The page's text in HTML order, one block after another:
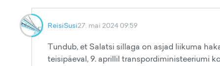
ReisiSusi27. mai 2024 09:59
Tundub, et Salatsi sillaga on asjad liikuma
teisipäeval, 9. aprillil transpordiministeeriumi